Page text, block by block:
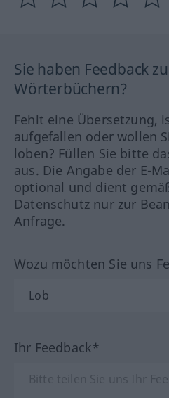
Sie haben Feedback
Wörterbüchern?
Fehlt eine Übersetzung,
aufgefallen oder wollen
loben? Füllen Sie bitte
aus. Die Angabe der E-
optional und dient
Datenschutz nur zur
Anfrage.
Wozu möchten Sie uns
Ihr Feedback*